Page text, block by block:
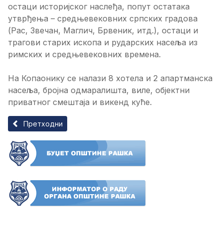
остаци историјског наслеђа, попут остатака
утврђења – средњевековних српских градова
(Рас, Звечан, Маглич, Брвеник, итд.), остаци и
трагови старих ископа и рударских насеља из
римских и средњевековних времена.
На Копаонику се налази 8 хотела и 2 апартманска
насеља, бројна одмаралишта, виле, објектни
приватног смештаја и викенд куће.
Претходни чланак: Голија
Претходни